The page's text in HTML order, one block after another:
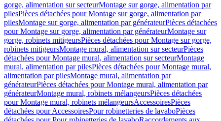
gorge, alimentation sur secteurMontage sur gorge, alimentation par
pilesPièces détachées pour Montage sur gorge, alimentation par
pilesMontage sur gorge, alimentation par générateurPièces détachées
pour Montage sur gorge, alimentation par générateurMontage sur
gorge, robinets mitigeursPièces détachées pour Montage sur gorge,
robinets mitigeursMontage mural, alimentation sur secteurPièces
détachées pour Montage mural, alimentation sur secteurMontage
mural, alimentation par pilesPièces détachées pour Montage mural,
alimentation par pilesMontage mural, alimentation par
générateurPièces détachées pour Montage mural, alimentation par
générateurMontage mural, robinets mélangeursPièces détachées
pour Montage mural, robinets mélangeursAccessoiresPièces
détachées pour AccessoiresPour robinetteries de lavaboPièces